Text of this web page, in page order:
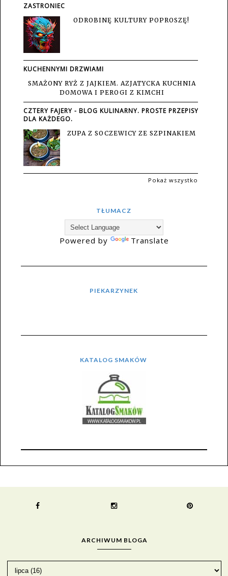
ZASTRONIEC
ODROBINĘ KULTURY POPROSZĘ!
KUCHENNYMI DRZWIAMI
SMAŻONY RYŻ Z JAJKIEM. AZJATYCKA KUCHNIA
DOMOWA I PEROGI Z KIMCHI
CZTERY FAJERY - BLOG KULINARNY. PROSTE PRZEPISY
DLA KAŻDEGO.
ZUPA Z SOCZEWICY ZE SZPINAKIEM
Pokaż wszystko
TŁUMACZ
Powered by Translate
PIEKARZYNEK
KATALOG SMAKÓW
ARCHIWUM BLOGA